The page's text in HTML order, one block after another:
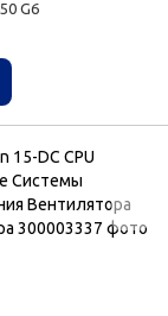
G6